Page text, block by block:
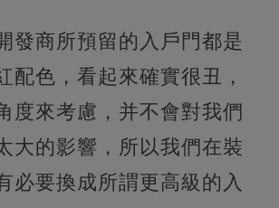
發商所預留的入戶門都是
配色，看起來確實很丑，
度來考慮，并不會對我們
大的影響，所以我們在裝
必要換成所謂更高級的入